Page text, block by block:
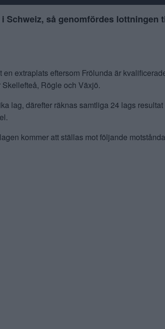
Schweiz, så genomfördes lottningen
extraplats eftersom Frölunda är
Rögle och Växjö.
lag, därefter räknas samtliga 24 lags resultat
kommer att ställas mot följande